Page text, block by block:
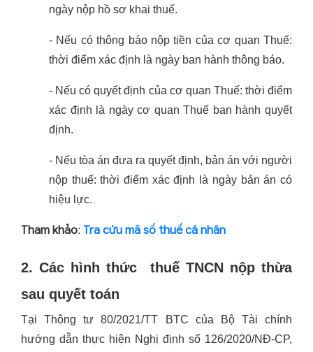
ngày nộp hồ sơ khai thuế.
- Nếu có thông báo nộp tiền của cơ quan Thuế:
thời điểm xác định là ngày ban hành thông báo.
- Nếu có quyết định của cơ quan Thuế: thời điểm
xác định là ngày cơ quan Thuế ban hành quyết
định.
- Nếu tòa án đưa ra quyết định, bản án với người
nộp thuế: thời điểm xác định là ngày bản án có
hiệu lực.
Tham khảo: Tra cứu mã số thuế cá nhân
2. Các hình thức thuế TNCN nộp thừa
sau quyết toán
Tại Thông tư 80/2021/TT BTC của Bộ Tài chính
hướng dẫn thực hiện Nghị định số 126/2020/NĐ-CP,